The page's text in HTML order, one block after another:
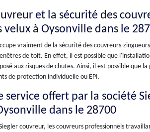
et la sécurité des
à Oysonville dans le
vraiment de la sécurité des couvreurs-
de toit. En effet, il est possible que
aux risques de chutes. Ainsi, il est possible que
de protection individuelle ou EPI.
service offert par la société
dans le 28700
couvreur, les couvreurs professionnels